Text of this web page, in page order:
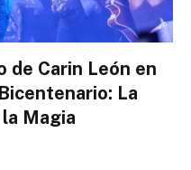
de Carin León en
La
Magia